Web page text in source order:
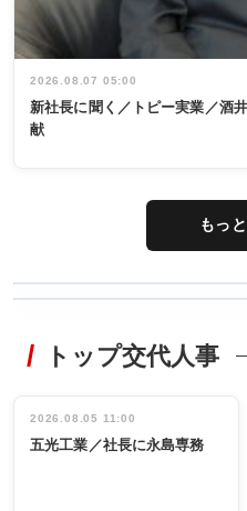
2026.08.07 05:00
新社長に聞く／トピー実業／酒
献
もっ
非鉄業界で
インタビュ
ー／社内ア
タックトレー
祝う 業界関
係者ら220人
出席
トップ交代人事
2026.08.05 11:00
五光工業／社長に永島専務